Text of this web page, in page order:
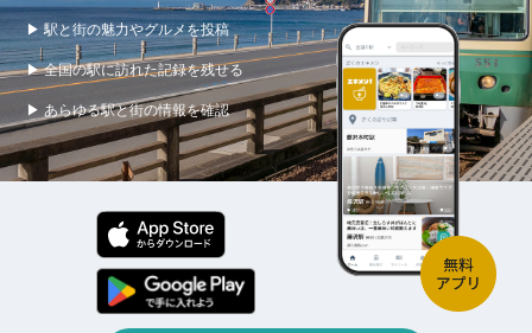
▶ 駅と街の魅力やグルメを投稿
▶ 全国の駅に訪れた記録を残せる
▶ あらゆる駅と街の情報を確認